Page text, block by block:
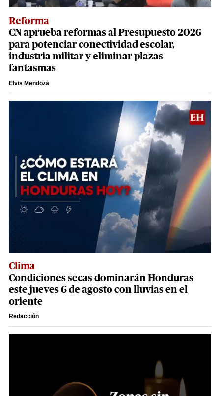
Reforma
CN aprueba reformas al Presupuesto 2026
para potenciar conectividad escolar,
industria militar y eliminar plazas
fantasmas
Elvis Mendoza
Clima
Condiciones secas dominarán Honduras
este jueves 6 de agosto con lluvias en el
oriente
Redacción